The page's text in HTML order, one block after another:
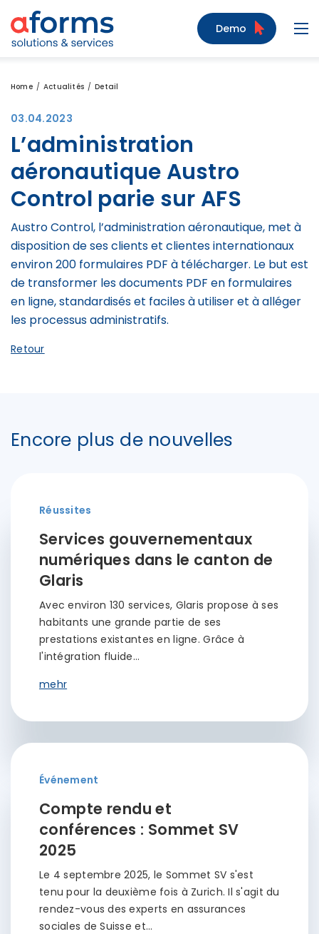
Zum Inhalt
Zum Menü
Zur Suche
Demo
Home Actualités Detail
03.04.2023
L’administration
aéronautique Austro
Control parie sur AFS
Austro Control, l’administration aéronautique, met à
disposition de ses clients et clientes internationaux
environ 200 formulaires PDF à télécharger. Le but est
de transformer les documents PDF en formulaires
en ligne, standardisés et faciles à utiliser et à alléger
les processus administratifs.
Retour
Encore plus de nouvelles
Réussites
Services gouvernementaux
numériques dans le canton de
Glaris
Avec environ 130 services, Glaris propose à ses
habitants une grande partie de ses
prestations existantes en ligne. Grâce à
l'intégration fluide…
mehr
Événement
Compte rendu et
conférences : Sommet SV
2025
Le 4 septembre 2025, le Sommet SV s'est
tenu pour la deuxième fois à Zurich. Il s'agit du
rendez-vous des experts en assurances
sociales de Suisse et…